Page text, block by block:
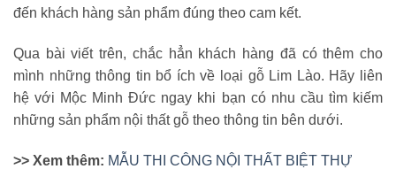
đến khách hàng sản phẩm đúng theo cam kết.
Qua bài viết trên, chắc hẳn khách hàng đã có thêm cho
mình những thông tin bổ ích về loại gỗ Lim Lào. Hãy liên
hệ với Mộc Minh Đức ngay khi bạn có nhu cầu tìm kiếm
những sản phẩm nội thất gỗ theo thông tin bên dưới.
>> Xem thêm: MẪU THI CÔNG NỘI THẤT BIỆT THỰ